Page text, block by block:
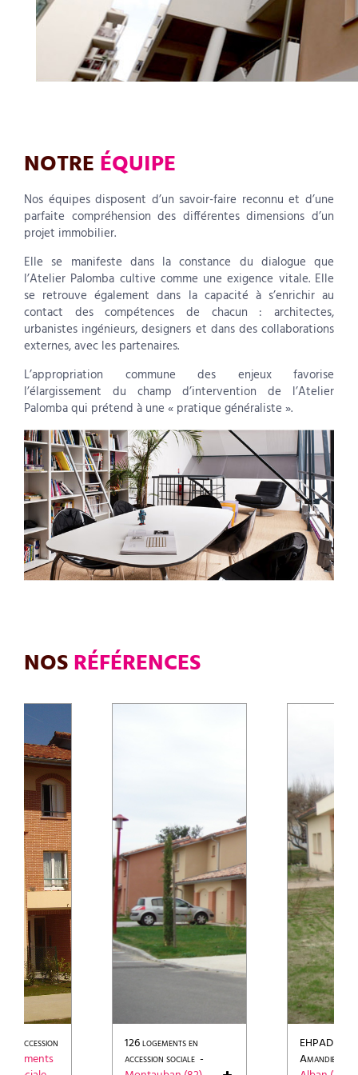
NOTRE ÉQUIPE
Nos équipes disposent d’un savoir-faire reconnu et d’une
parfaite compréhension des différentes dimensions d’un
projet immobilier.
Elle se manifeste dans la constance du dialogue que
l’Atelier Palomba cultive comme une exigence vitale. Elle
se retrouve également dans la capacité à s’enrichir au
contact des compétences de chacun : architectes,
urbanistes ingénieurs, designers et dans des collaborations
externes, avec les partenaires.
L’appropriation commune des enjeux favorise
l’élargissement du champ d’intervention de l’Atelier
Palomba qui prétend à une « pratique généraliste ».
NOSRÉFÉRENCES
en accession
logements
126 logements en
accession sociale -
EHPAD Le
Amandiers